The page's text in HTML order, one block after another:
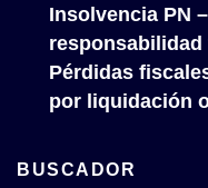
Insolvencia PN
Pérdidas
por liquidación
BUSCADOR